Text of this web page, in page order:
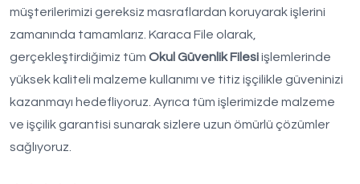
müşterilerimizi gereksiz masraflardan koruyarak işlerini
zamanında tamamlarız. Karaca File olarak,
gerçekleştirdiğimiz tüm Okul Güvenlik Filesiişlemlerinde
yüksek kaliteli malzeme kullanımı ve titiz işçilikle güveninizi
kazanmayı hedefliyoruz. Ayrıca tüm işlerimizde malzeme
ve işçilik garantisi sunarak sizlere uzun ömürlü çözümler
sağlıyoruz.